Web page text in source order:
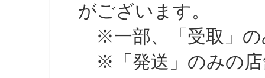
がございます。
※一部、「受取」の
※「発送」のみの店